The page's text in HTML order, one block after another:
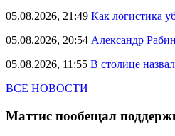
05.08.2026, 21:49 Как логистика
05.08.2026, 20:54 Александр
05.08.2026, 11:55 В столице
ВСЕ НОВОСТИ
Маттис пообещал